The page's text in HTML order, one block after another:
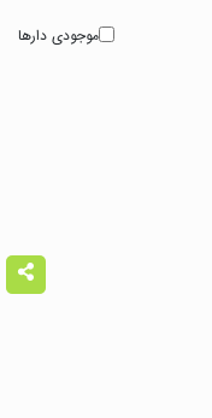
موجودی دارها